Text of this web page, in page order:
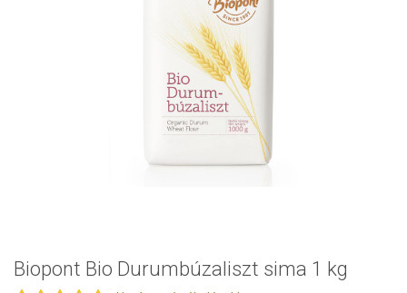
Biopont Bio Durumbúzaliszt sima 1 kg